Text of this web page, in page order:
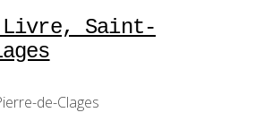
Livre, Saint-
de-Clages